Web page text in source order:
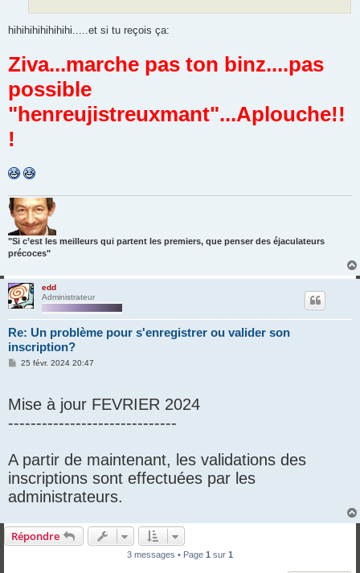
hihihihihihihihi.....et si tu reçois ça:
Ziva...marche pas ton binz....pas
possible
"henreujistreuxmant"...Aplouche!!
!
"Si c’est les meilleurs qui partent les premiers, que penser des éjaculateurs
précoces"
edd
Administrateur
Re: Un problème pour s'enregistrer ou valider son
inscription?
M
a
g
25 févr. 2024 20:47
Mise à jour FEVRIER 2024
------------------------------
A partir de maintenant, les validations des
inscriptions sont effectuées par les
administrateurs.
Répondre
3 messages • Page 1 sur 1